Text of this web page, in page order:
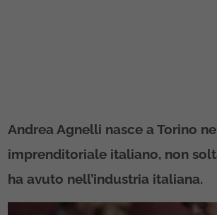
Andrea Agnelli nasce a Torino
imprenditoriale italiano, non
ha avuto nell’industria italiana.